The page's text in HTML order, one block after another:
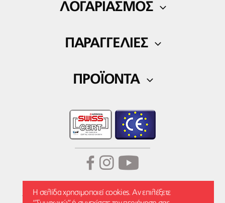
ΛΟΓΑΡΙΑΣΜΟΣ
ΠΑΡΑΓΓΕΛΙΕΣ
Τρόποι πληρωμής
ΠΡΟΪΟΝΤΑ
Fitness
Wellness
Η σελίδα χρησιμοποιεί cookies. Αν επιλέξετε